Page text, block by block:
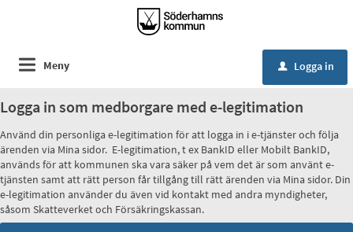
Meny u Logga in
Logga in som medborgare med e-legitimation
Använd din personliga e-legitimation för att logga in i e-tjänster och följa
ärenden via Mina sidor. E-legitimation, t ex BankID eller Mobilt BankID,
används för att kommunen ska vara säker på vem det är som använt e-
tjänsten samt att rätt person får tillgång till rätt ärenden via Mina sidor. Din
e-legitimation använder du även vid kontakt med andra myndigheter,
såsom Skatteverket och Försäkringskassan.